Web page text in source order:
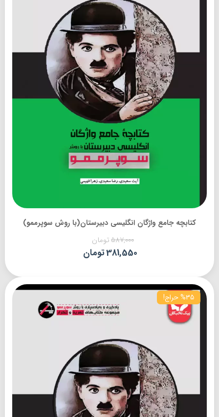
کتابچه جامع واژگان انگلیسی دبیرستان(با روش سوپرممو)
587,000تومان
381,550تومان
%35 حراج!